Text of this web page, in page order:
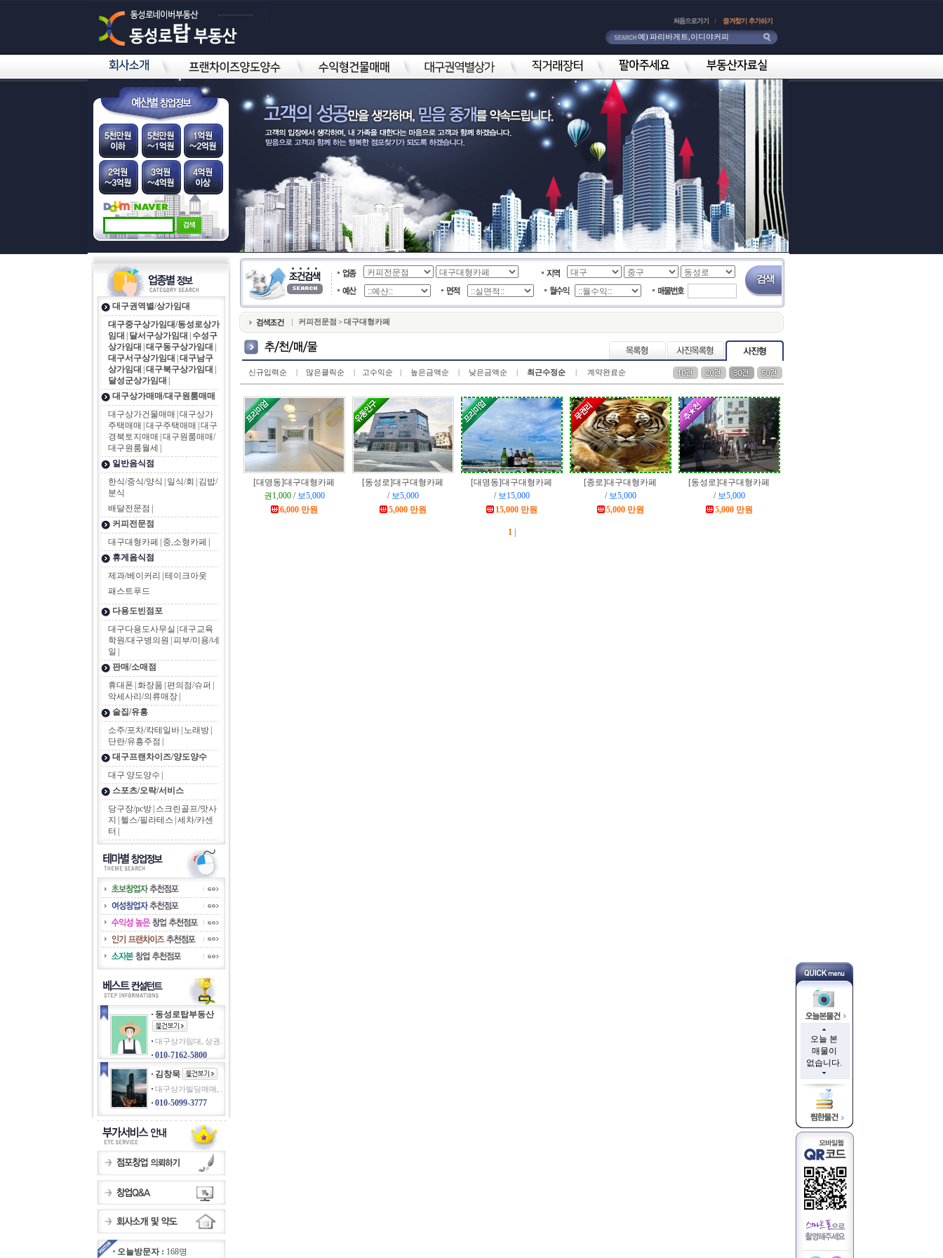
대구권역별/상가임대
대구중구상가임대/동성로상가
임대
달서구상가임대
수성구
상가임대 대구동구상가임대
대구서구상가임대 대구남구
상가임대 대구북구상가임대
달성군상가임대
대구상가매매/대구원룸매매
대구상가건물매매 대구상가
주택매매 대구주택매매 대구
경북토지매매 대구원룸매매/
대구원룸월세
일반음식점
한식/중식/양식
일식/회
김밥/
분식
배달전문점
커피전문점
대구대형카페
중,소형카페
휴게음식점
제과/베이커리
테이크아웃
패스트푸드
다용도빈점포
대구다용도사무실 대구교육
학원/대구병의원 피부/미용/네
일
판매/소매점
휴대폰 화장품 편의점/슈퍼
악세사리/의류매장
술집/유흥
소주/포차/칵테일바 노래방
단란/유흥주점
대구프랜차이즈/양도양수
대구 양도양수
스포츠/오락/서비스
당구장/pc방 스크린골프/맛사
지
헬스/필라테스 세차/카센
터
동성로탑부동산
대구상가임대, 상권.
010-7162-5800
김창묵
대구상가빌딩매매, .
010-5099-3777
오늘방문자 : 168명
커피전문점 > 대구대형카페
신규입력순 | 많은클릭순 | 고수익순 | 높은금액순 | 낮은금액순 | 최근수정순 | 계약완료순
[대명동]대구대형카페
권1,000/ 보5,000
6,000 만원
[동성로]대구대형카페
/ 보5,000
5,000 만원
[대명동]대구대형카페
/ 보15,000
15,000 만원
[종로]대구대형카페
/ 보5,000
5,000 만원
[동성로]대구대형카페
/ 보5,000
5,000 만원
1|
오늘 본
매물이
없습니다.